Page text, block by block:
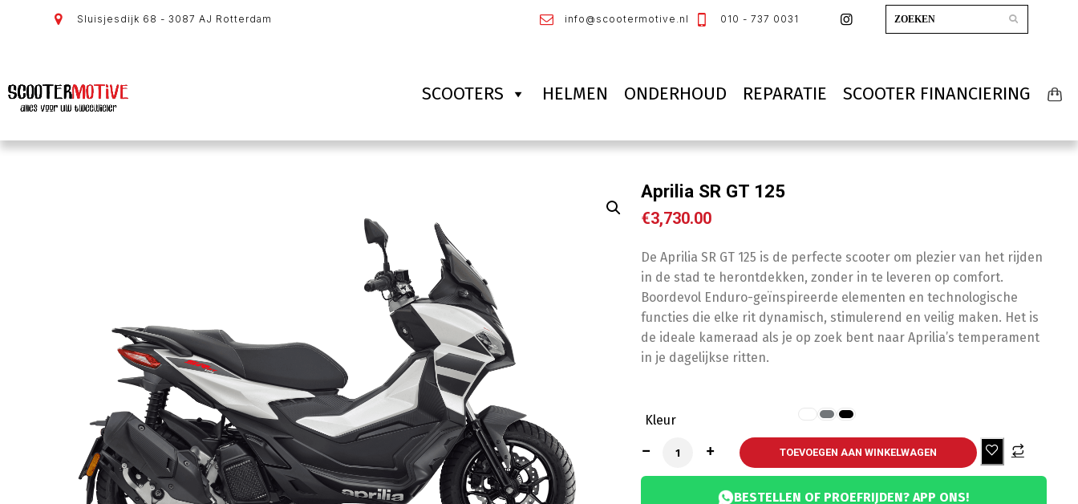
Sluisjesdijk 68 - 3087 AJ Rotterdam info@scootermotive.nl 010 - 737 0031
SCOOTERS HELMEN ONDERHOUD REPARATIE SCOOTER FINANCIERING
Aprilia SR GT 125
€3,730.00
De Aprilia SR GT 125 is de perfecte scooter om plezier van het rijden
in de stad te herontdekken, zonder in te leveren op comfort.
Boordevol Enduro-geïnspireerde elementen en technologische
functies die elke rit dynamisch, stimulerend en veilig maken. Het is
de ideale kameraad als je op zoek bent naar Aprilia’s temperament
in je dagelijkse ritten.
Kleur
TOEVOEGEN AAN WINKELWAGEN
BESTELLEN OF PROEFRIJDEN? APP ONS!